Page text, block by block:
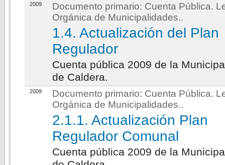
2009 Documento primario: Cuenta Pública.
Orgánica de Municipalidades..
1.4. Actualización del Plan
Regulador
Cuenta pública 2009 de la
de Caldera.
2009 Documento primario: Cuenta Pública.
Orgánica de Municipalidades..
2.1.1. Actualización Plan
Regulador Comunal
Cuenta pública 2009 de la